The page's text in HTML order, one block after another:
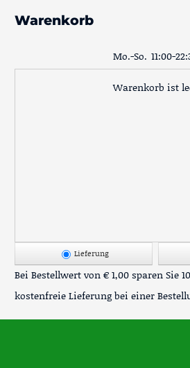
Warenkorb
Mo.-So. 11:00-
Warenkorb ist
Lieferung
Bei Bestellwert von € 1,00 sparen Sie
kostenfreie Lieferung bei einer